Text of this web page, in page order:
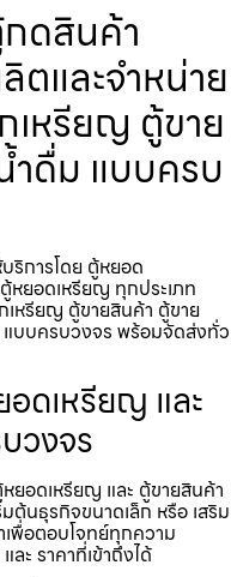
ดสินค้า​
ตและจำหน่าย
หรียญ ตู้ขาย
ำดื่ม แบบครบ
ริการโดย ตู้หยอด
หยอดเหรียญ ทุกประเภท
เหรียญ ตู้ขายสินค้า ตู้ขาย
บบครบวงจร พร้อมจัดส่งทั่ว
ดเหรียญ และ
วงจร
ยอดเหรียญ และ ตู้ขายสินค้า
ต้นธุรกิจขนาดเล็ก หรือ เสริม
พื่อตอบโจทย์ทุกความ
ะ ราคาที่เข้าถึงได้